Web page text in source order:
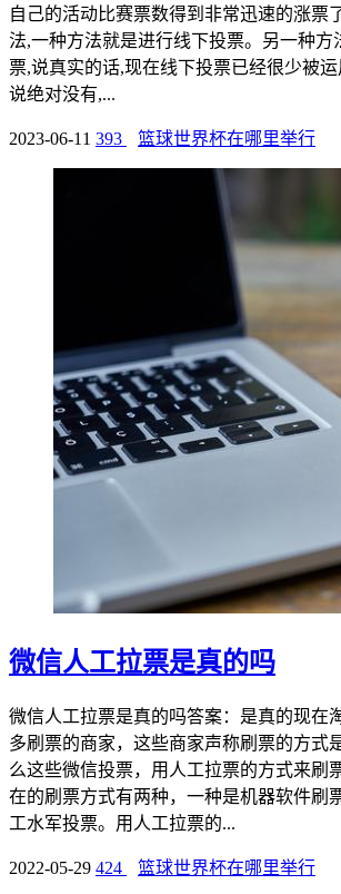
自己的活动比赛票数得到非常迅速的涨票
法,一种方法就是进行线下投票。另一种方
票,说真实的话,现在线下投票已经很少被
说绝对没有,...
2023-06-11 393 篮球世界杯在哪里举行
微信人工拉票是真的吗
微信人工拉票是真的吗答案：是真的现在
多刷票的商家，这些商家声称刷票的方式
么这些微信投票，用人工拉票的方式来刷
在的刷票方式有两种，一种是机器软件刷
工水军投票。用人工拉票的...
2022-05-29 424 篮球世界杯在哪里举行